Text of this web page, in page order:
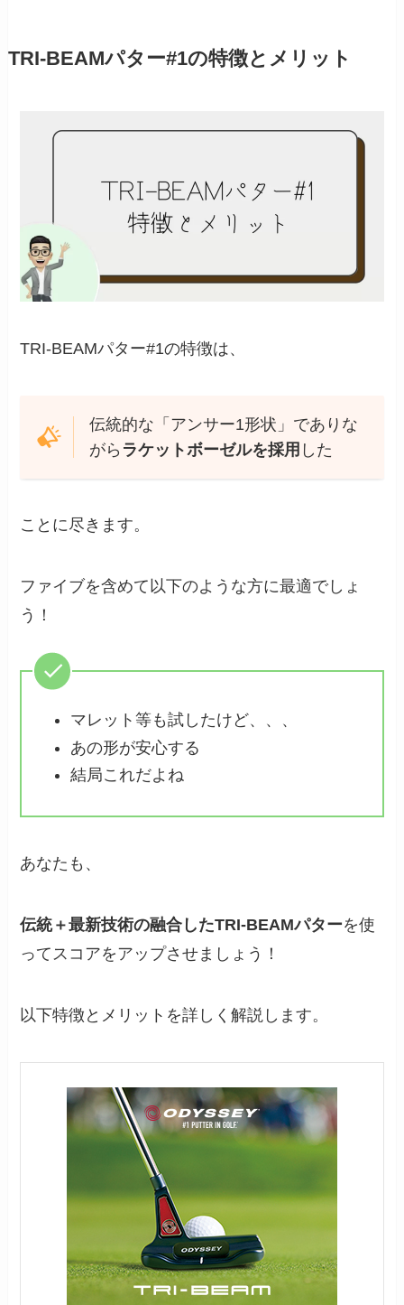
TRI-BEAMパター#1の特徴とメリット
TRI-BEAMパター#1の特徴は、
伝統的な「アンサー1形状」でありな
がら ラケットボーゼルを採用 した
ことに尽きます。
ファイブを含めて以下のような方に最適でしょ
う！
マレット等も試したけど、、、
あの形が安心する
結局これだよね
あなたも、
伝統＋最新技術の融合したTRI-BEAMパターを使
ってスコアをアップさせましょう！
以下特徴とメリットを詳しく解説します。